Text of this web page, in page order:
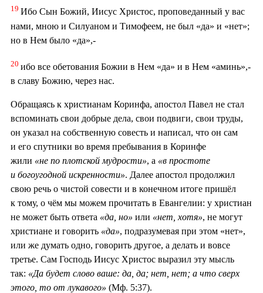
19 Ибо Сын Божий, Иисус Христос, проповеданный у вас
нами, мною и Силуаном и Тимофеем, не был «да» и «нет»;
но в Нем было «да»,-
20 ибо все обетования Божии в Нем «да» и в Нем «аминь»,-
в славу Божию, через нас.
Обращаясь к христианам Коринфа, апостол Павел не стал
вспоминать свои добрые дела, свои подвиги, свои труды,
он указал на собственную совесть и написал, что он сам
и его спутники во время пребывания в Коринфе
жили «не по плотской мудрости», а «в простоте
и богоугодной искренности». Далее апостол продолжил
свою речь о чистой совести и в конечном итоге пришёл
к тому, о чём мы можем прочитать в Евангелии: у христиан
не может быть ответа «да, но» или «нет, хотя», не могут
христиане и говорить «да», подразумевая при этом «нет»,
или же думать одно, говорить другое, а делать и вовсе
третье. Сам Господь Иисус Христос выразил эту мысль
так: «Да будет слово ваше: да, да; нет, нет; а что сверх
этого, то от лукавого» (Мф. 5:37).